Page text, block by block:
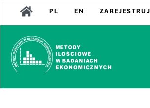
Main
Navigation
Content
Sidebar
PL EN ZAREJESTRUJ